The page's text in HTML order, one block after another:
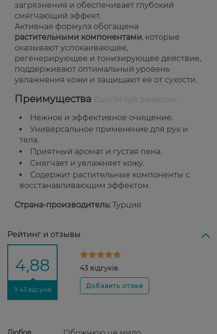
загрязнения и обеспечивает глубокий
смягчающий эффект.
Активная формула обогащена
растительными компонентами, которые
оказывают успокаивающее,
регенерирующее и тонизирующее действие,
поддерживают оптимальный уровень
увлажнения кожи и защищают её от сухости.
Преимущества
Нежное и эффективное очищение.
Универсальное применение для рук и
тела.
Приятный аромат и густая пена.
Смягчает и увлажняет кожу.
Содержит растительные компоненты с
восстанавливающим эффектом.
Страна-производитель: Турция
Рейтинг и отзывы
4,88
З 43 відгуків
43 відгуків